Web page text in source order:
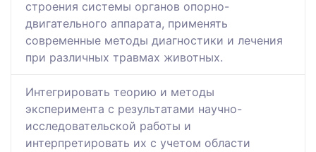
строения системы органов опорно-
двигательного аппарата, применять
современные методы диагностики и лечения
при различных травмах животных.
Интегрировать теорию и методы
эксперимента с результатами научно-
исследовательской работы и
интерпретировать их с учетом области